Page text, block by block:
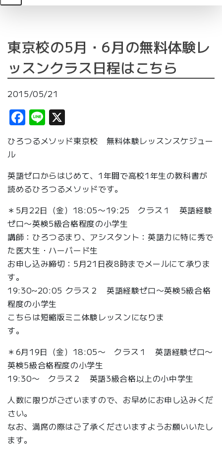
Close
東京校の5月・6月の無料体験レ
ッスンクラス日程はこちら
2015/05/21
Facebook
Line
ひろつるメソッド東京校 無料体験レッスンスケジュー
ル
英語ゼロからはじめて、1年間で高校1年生の教科書が
読めるひろつるメソッドです。
＊5月22日（金）18:05〜19:25 クラス１ 英語経験
ゼロ〜英検5級合格程度の小学生
講師：ひろつるまり、アシスタント：英語力に特に秀で
た医大生・ハーバード生
お申し込み締切：5月21日夜8時までメールにて承りま
す。
19:30~20:05 クラス２ 英語経験ゼロ〜英検5級合格
程度の小学生
こちらは短縮版ミニ体験レッスンになりま
す。
＊6月19日（金）18:05〜 クラス１ 英語経験ゼロ〜
英検5級合格程度の小学生
19:30〜 クラス２ 英語3級合格以上の小中学生
人数に限りがございますので、お早めにお申し込みくだ
さい。
なお、満席の際はご了承くださいますようお願いいたし
ます。